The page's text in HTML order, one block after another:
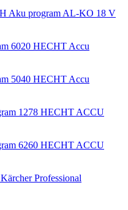
AL-KO 18 V
HECHT Accu
HECHT Accu
HECHT ACCU
HECHT ACCU
Kärcher Professional